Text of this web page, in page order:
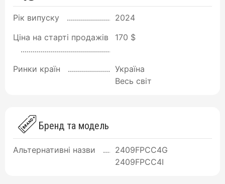
Рік випуску
2024
Ціна на старті продажів
170 $
Ринки країн
Україна
Весь світ
Бренд та модель
Альтернативні назви
2409FPCC4G
2409FPCC4I